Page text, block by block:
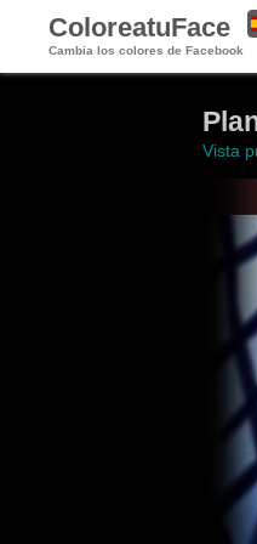
ColoreatuFace
Cambia los colores de Facebook
Vista